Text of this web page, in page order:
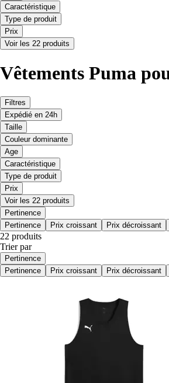
Caractéristique
Type de produit
Prix
Voir les 22 produits
Vêtements Puma
Filtres
Expédié en 24h
Taille
Couleur dominante
Age
Caractéristique
Type de produit
Prix
Voir les 22 produits
Pertinence
Pertinence
Prix croissant Prix décroissant
22 produits
Trier par
Pertinence
Pertinence
Prix croissant Prix décroissant